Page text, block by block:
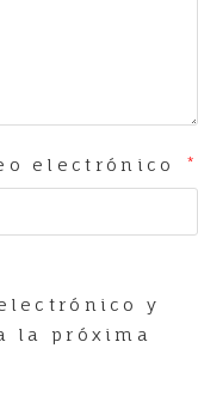
electrónico *
y
la próxima